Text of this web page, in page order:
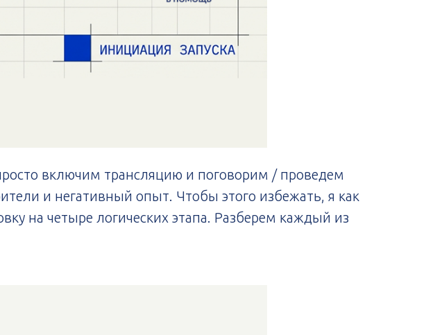
включим трансляцию и поговорим / проведем
и негативный опыт. Чтобы этого избежать, я как
на четыре логических этапа. Разберем каждый из